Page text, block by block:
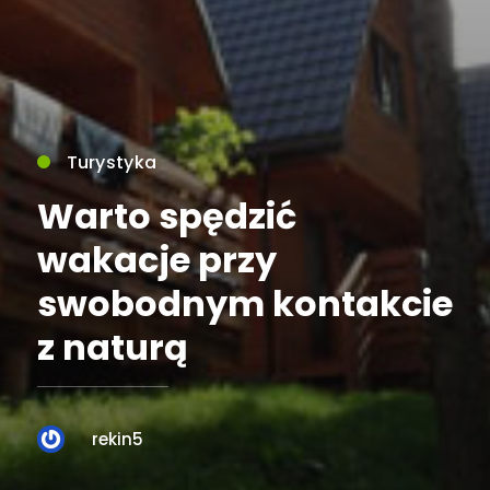
Turystyka
Warto spędzić
wakacje przy
swobodnym kontakcie
z naturą
rekin5